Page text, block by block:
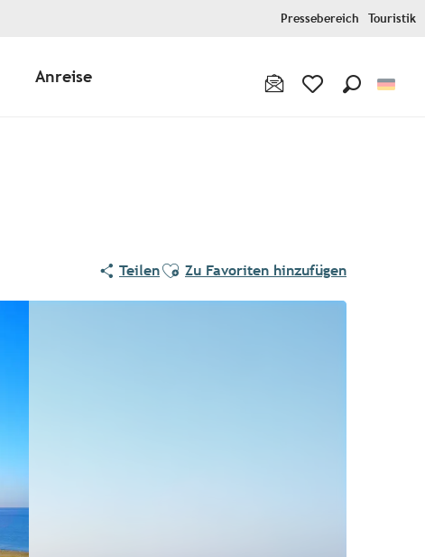
Pressebereich Touristik
Anreise
TeilenAjouter aux favoris
Zu Favoriten hinzufügen